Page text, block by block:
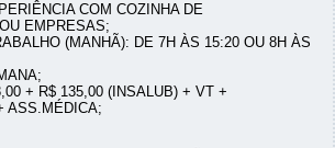
COM COZINHA DE
EMPRESAS;
(MANHÃ): DE 7H ÀS 15:20 OU 8H ÀS
+ R$ 135,00 (INSALUB) + VT +
ASS.MÉDICA;